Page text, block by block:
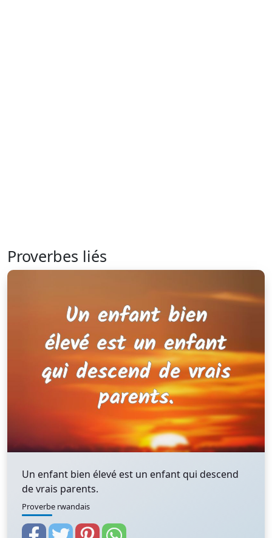
Proverbes liés
Un enfant bien élevé est un enfant qui descend
de vrais parents.
Proverbe rwandais